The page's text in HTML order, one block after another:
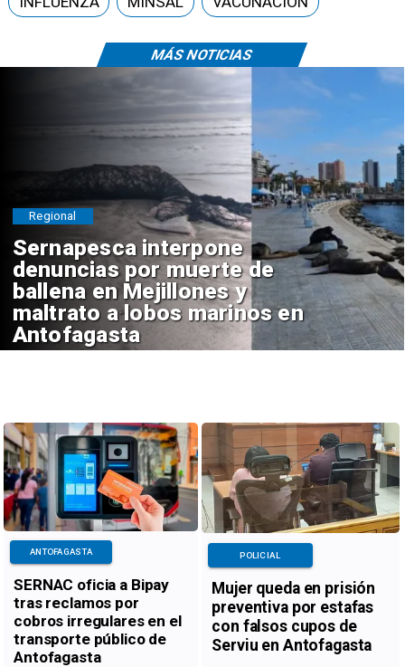
MÁS NOTICIAS
Sernapesca interpone
denuncias por muerte de
ballena en Mejillones y
maltrato a lobos marinos en
Antofagasta
Regional
SERNAC oficia a Bipay
tras reclamos por
cobros irregulares en el
transporte público de
Antofagasta
ANTOFAGASTA
Mujer queda en prisión
preventiva por estafas
con falsos cupos de
Serviu en Antofagasta
POLICIAL